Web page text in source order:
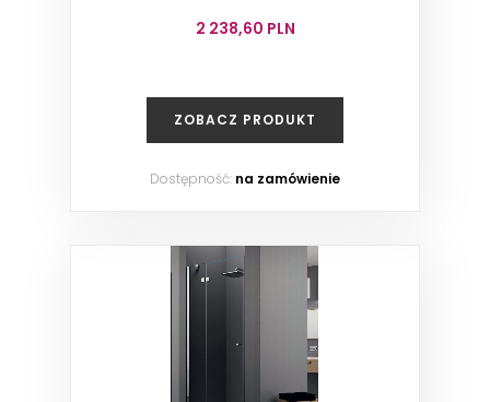
2 238,60 PLN
ZOBACZ PRODUKT
Dostępność: na zamówienie